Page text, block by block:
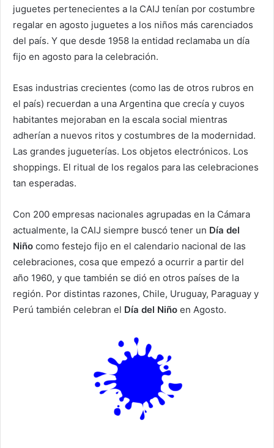
juguetes pertenecientes a la CAIJ tenían por costumbre
regalar en agosto juguetes a los niños más carenciados
del país. Y que desde 1958 la entidad reclamaba un día
fijo en agosto para la celebración.
Esas industrias crecientes (como las de otros rubros en
el país) recuerdan a una Argentina que crecía y cuyos
habitantes mejoraban en la escala social mientras
adherían a nuevos ritos y costumbres de la modernidad.
Las grandes jugueterías. Los objetos electrónicos. Los
shoppings. El ritual de los regalos para las celebraciones
tan esperadas.
Con 200 empresas nacionales agrupadas en la Cámara
actualmente, la CAIJ siempre buscó tener un Día del
Niño como festejo fijo en el calendario nacional de las
celebraciones, cosa que empezó a ocurrir a partir del
año 1960, y que también se dió en otros países de la
región. Por distintas razones, Chile, Uruguay, Paraguay y
Perú también celebran el Día del Niño en Agosto.